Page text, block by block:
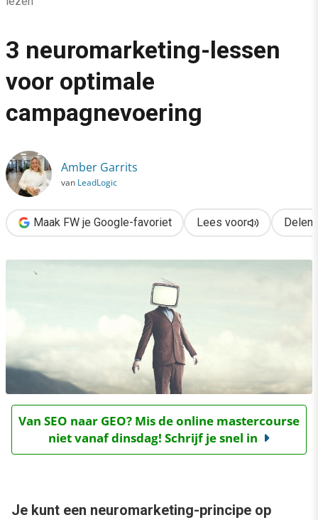
Marketing
›
3 neuromarketing-lessen voor optimale campagnevoering
3 neuromarketing-lessen
voor optimale
campagnevoering
Amber Garrits
van LeadLogic
Maak FW je Google-favoriet Lees voor Delen
Van SEO naar GEO? Mis de online mastercourse
niet vanaf dinsdag! Schrijf je snel in
Je kunt een neuromarketing-principe op